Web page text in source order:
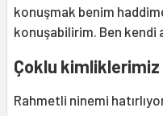
konuşmak benim
konuşabilirim. Ben kendi
Çoklu kimliklerimiz
Rahmetli ninemi